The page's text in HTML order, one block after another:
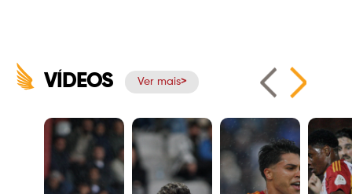
VÍDEOS Ver mais